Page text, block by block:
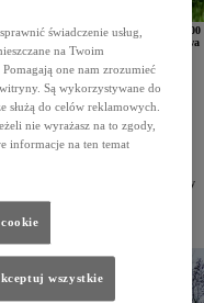
łączną sprzedaż ponad 50 000
hybrydą Toyoty w Polsce. Dwa
2022 roku 59% całkowitej sprzedaży
hybrydowy model Toyoty z takim
roku, Corolla zajmuje pierwsze miejsce
wyniosła 50 445 aut:
Corolli – po raz pierwszy hybryda Toyoty
258 egz.
świadczenie usług,
na Twoim
one nam zrozumieć
Są wykorzystywane do
służą do celów reklamowych.
nie wyrażasz na to zgody,
informacje na ten temat
wszystkie